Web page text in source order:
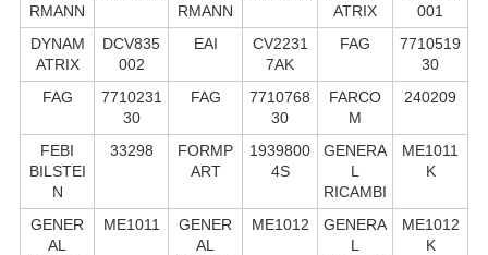
RMANN
RMANN
ATRIX
001
DYNAM
ATRIX
DCV835
002
EAI
CV2231
7AK
FAG
7710519
30
FAG
7710231
30
FAG
7710768
30
FARCO
M
240209
FEBI
BILSTEI
N
33298
FORMP
ART
1939800
4S
GENERA
L
RICAMBI
ME1011
K
GENER
AL
ME1011
GENER
AL
ME1012
GENERA
L
ME1012
K